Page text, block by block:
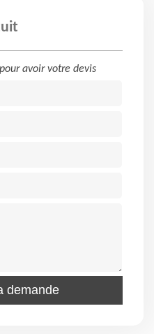
avoir votre devis